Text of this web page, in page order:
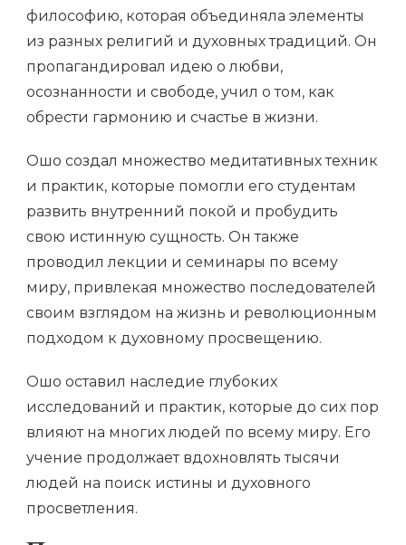
философию, которая объединяла элементы
из разных религий и духовных традиций. Он
пропагандировал идею о любви,
осознанности и свободе, учил о том, как
обрести гармонию и счастье в жизни.
Ошо создал множество медитативных техник
и практик, которые помогли его студентам
развить внутренний покой и пробудить
свою истинную сущность. Он также
проводил лекции и семинары по всему
миру, привлекая множество последователей
своим взглядом на жизнь и революционным
подходом к духовному просвещению.
Ошо оставил наследие глубоких
исследований и практик, которые до сих пор
влияют на многих людей по всему миру. Его
учение продолжает вдохновлять тысячи
людей на поиск истины и духовного
просветления.